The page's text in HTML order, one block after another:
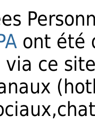
ont été
via ce